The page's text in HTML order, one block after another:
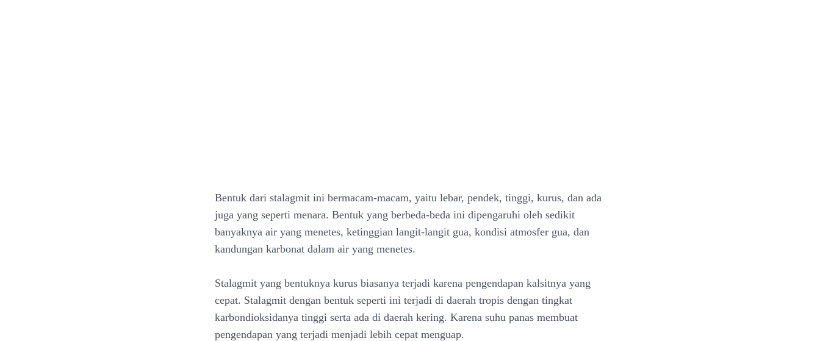
Bentuk dari stalagmit ini bermacam-macam, yaitu lebar, pendek, tinggi, kurus, dan ada
juga yang seperti menara. Bentuk yang berbeda-beda ini dipengaruhi oleh sedikit
banyaknya air yang menetes, ketinggian langit-langit gua, kondisi atmosfer gua, dan
kandungan karbonat dalam air yang menetes.
Stalagmit yang bentuknya kurus biasanya terjadi karena pengendapan kalsitnya yang
cepat. Stalagmit dengan bentuk seperti ini terjadi di daerah tropis dengan tingkat
karbondioksidanya tinggi serta ada di daerah kering. Karena suhu panas membuat
pengendapan yang terjadi menjadi lebih cepat menguap.